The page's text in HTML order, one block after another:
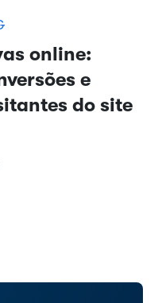
online:
e
do site